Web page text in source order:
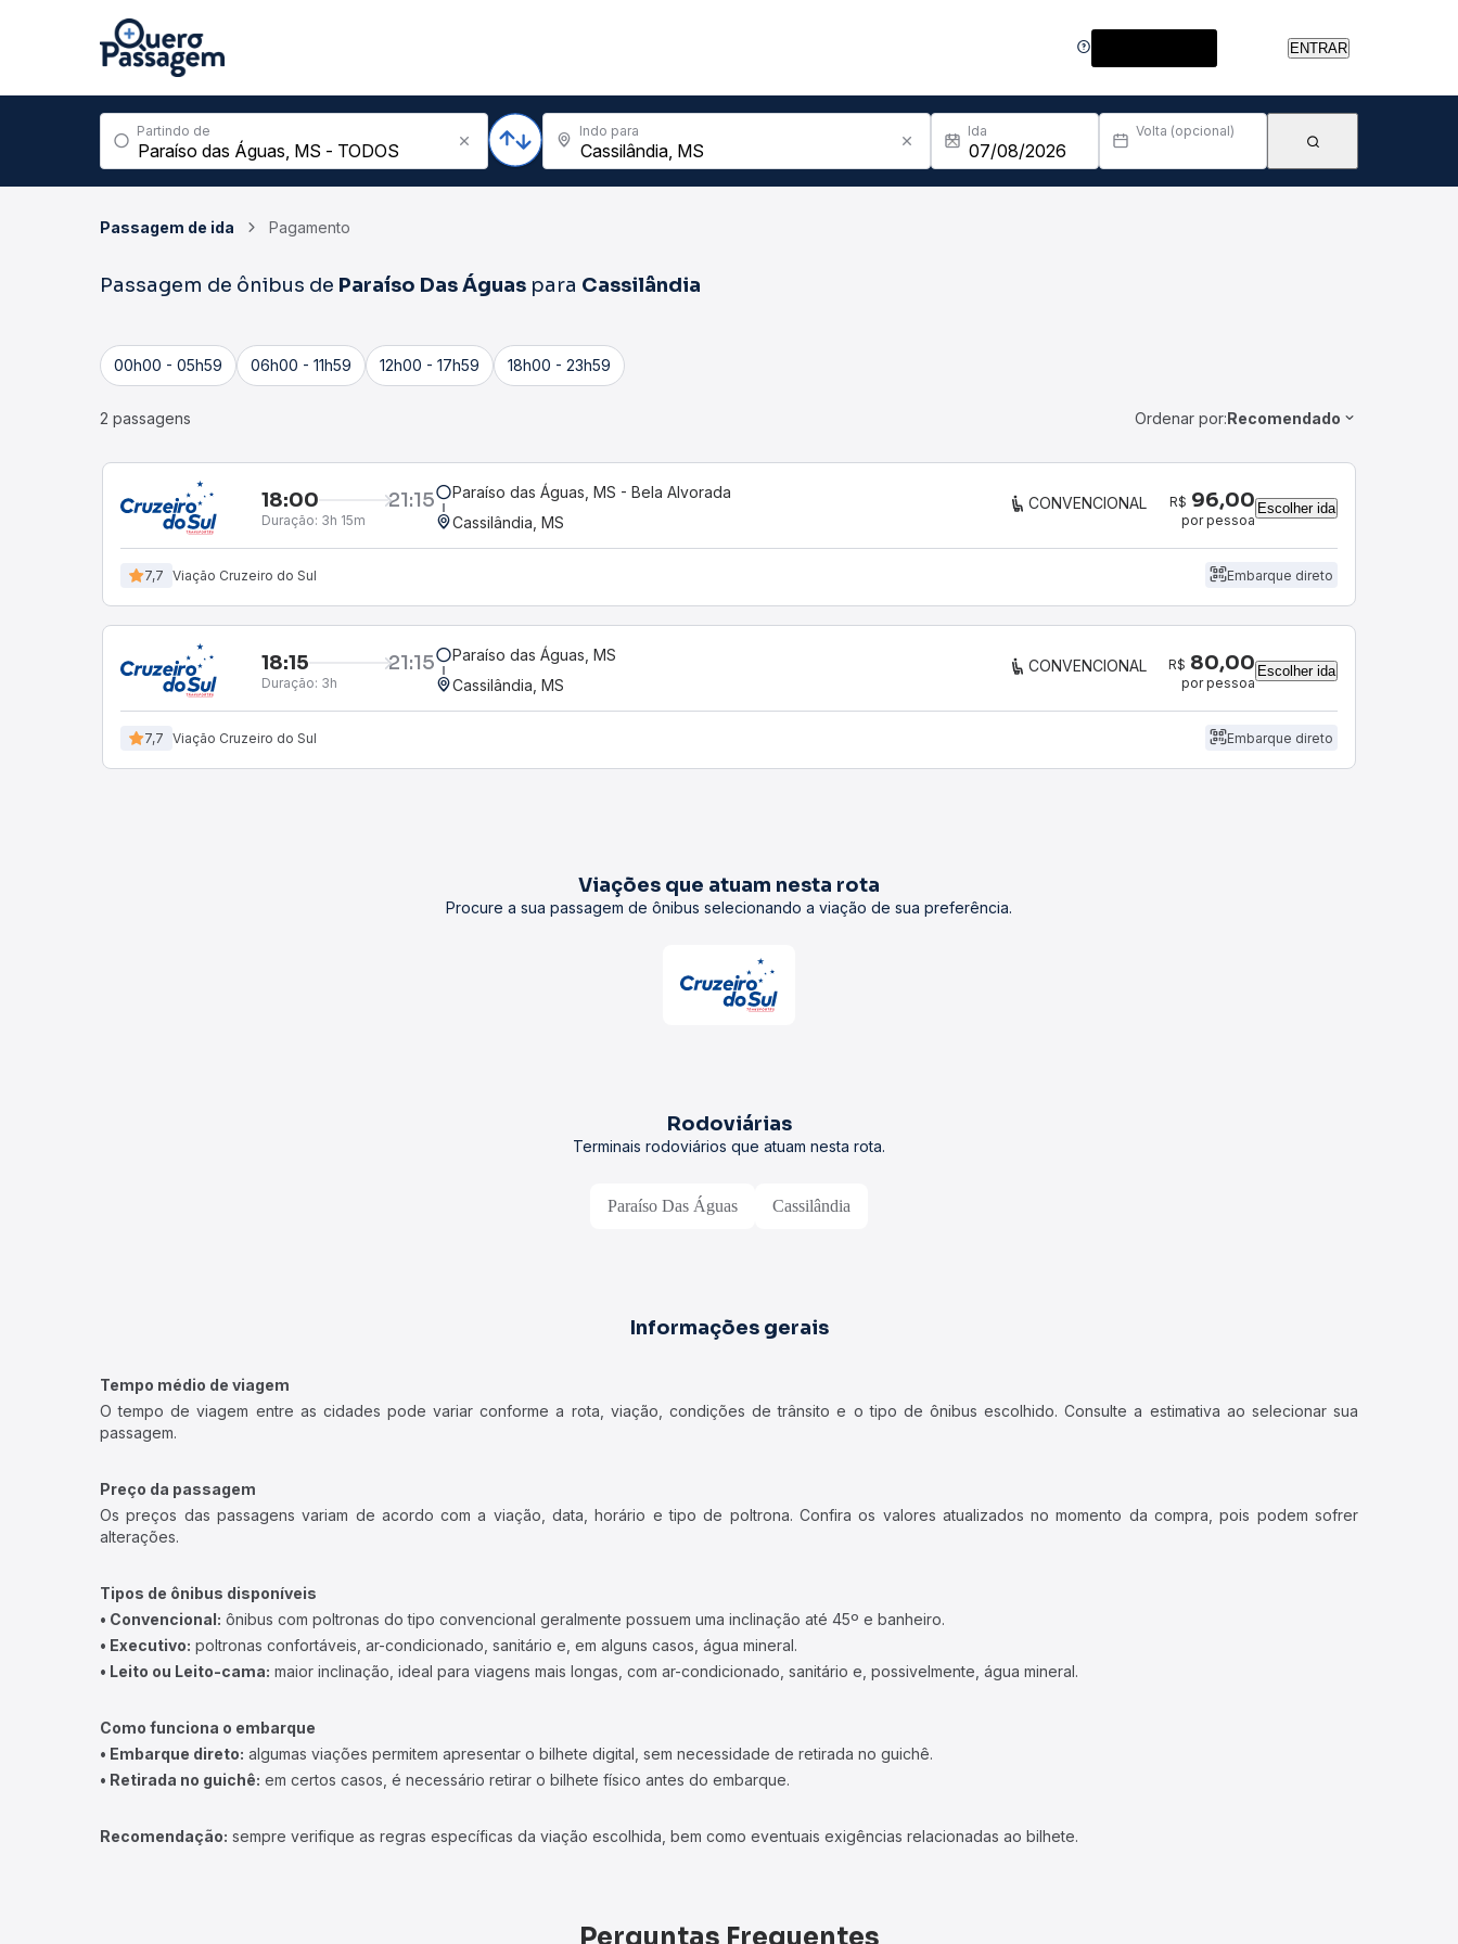
ENTRAR
Partindo de Indo para Ida Volta (opcional)
Passagem de ida Pagamento
Passagem de ônibus de Paraíso Das Águas para Cassilândia
00h00 - 05h59 06h00 - 11h59 12h00 - 17h59 18h00 - 23h59
2 passagens Ordenar por:Recomendado
18:00 21:15
Duração: 3h 15m
Paraíso das Águas, MS - Bela Alvorada
Cassilândia, MS
CONVENCIONAL R$ 96,00
por pessoa
Escolher ida
7,7 Viação Cruzeiro do Sul Embarque direto
18:15 21:15
Duração: 3h
Paraíso das Águas, MS
Cassilândia, MS
CONVENCIONAL R$ 80,00
por pessoa
Escolher ida
7,7 Viação Cruzeiro do Sul Embarque direto
Viações que atuam nesta rota
Procure a sua passagem de ônibus selecionando a viação de sua preferência.
Rodoviárias
Terminais rodoviários que atuam nesta rota.
Paraíso Das Águas Cassilândia
Informações gerais
Tempo médio de viagem
O tempo de viagem entre as cidades pode variar conforme a rota, viação, condições de trânsito e o tipo de ônibus escolhido. Consulte a estimativa ao selecionar sua
passagem.
Preço da passagem
Os preços das passagens variam de acordo com a viação, data, horário e tipo de poltrona. Confira os valores atualizados no momento da compra, pois podem sofrer
alterações.
Tipos de ônibus disponíveis
• Convencional: ônibus com poltronas do tipo convencional geralmente possuem uma inclinação até 45º e banheiro.
• Executivo: poltronas confortáveis, ar-condicionado, sanitário e, em alguns casos, água mineral.
• Leito ou Leito-cama: maior inclinação, ideal para viagens mais longas, com ar-condicionado, sanitário e, possivelmente, água mineral.
Como funciona o embarque
• Embarque direto: algumas viações permitem apresentar o bilhete digital, sem necessidade de retirada no guichê.
• Retirada no guichê: em certos casos, é necessário retirar o bilhete físico antes do embarque.
Recomendação: sempre verifique as regras específicas da viação escolhida, bem como eventuais exigências relacionadas ao bilhete.
Perguntas Frequentes